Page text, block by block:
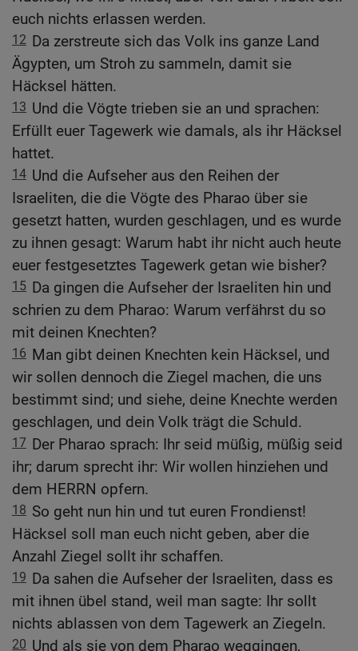
euch nichts erlassen werden.
12 Da zerstreute sich das Volk ins ganze Land
Ägypten, um Stroh zu sammeln, damit sie
Häcksel hätten.
13 Und die Vögte trieben sie an und sprachen:
Erfüllt euer Tagewerk wie damals, als ihr Häcksel
hattet.
14 Und die Aufseher aus den Reihen der
Israeliten, die die Vögte des Pharao über sie
gesetzt hatten, wurden geschlagen, und es wurde
zu ihnen gesagt: Warum habt ihr nicht auch heute
euer festgesetztes Tagewerk getan wie bisher?
15 Da gingen die Aufseher der Israeliten hin und
schrien zu dem Pharao: Warum verfährst du so
mit deinen Knechten?
16 Man gibt deinen Knechten kein Häcksel, und
wir sollen dennoch die Ziegel machen, die uns
bestimmt sind; und siehe, deine Knechte werden
geschlagen, und dein Volk trägt die Schuld.
17 Der Pharao sprach: Ihr seid müßig, müßig seid
ihr; darum sprecht ihr: Wir wollen hinziehen und
dem HERRN opfern.
18 So geht nun hin und tut euren Frondienst!
Häcksel soll man euch nicht geben, aber die
Anzahl Ziegel sollt ihr schaffen.
19 Da sahen die Aufseher der Israeliten, dass es
mit ihnen übel stand, weil man sagte: Ihr sollt
nichts ablassen von dem Tagewerk an Ziegeln.
20 Und als sie von dem Pharao weggingen,